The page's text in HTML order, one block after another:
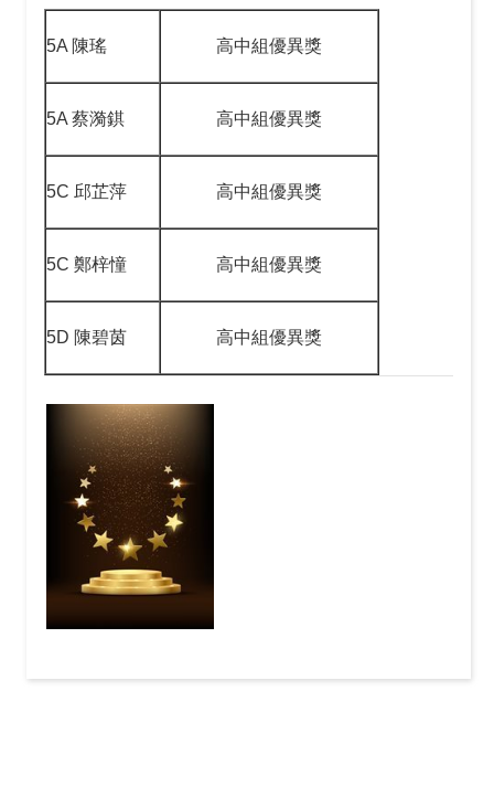
5A 陳瑤 高中組優異獎
5A 蔡漪錤 高中組優異獎
5C 邱芷萍 高中組優異獎
5C 鄭梓憧 高中組優異獎
5D 陳碧茵 高中組優異獎